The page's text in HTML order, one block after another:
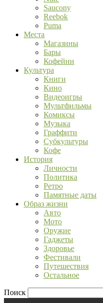
Saucony
Reebok
Puma
Места
Магазины
Бары
Кофейни
Культура
Книги
Кино
Видеоигры
Мультфильмы
Комиксы
Музыка
Граффити
Субкультуры
Кофе
История
Личности
Политика
Ретро
Памятные даты
Образ жизни
Авто
Мото
Оружие
Гаджеты
Здоровье
Фестивали
Путешествия
Остальное
Поиск